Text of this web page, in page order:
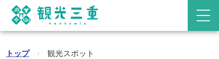
トップ › 観光スポット